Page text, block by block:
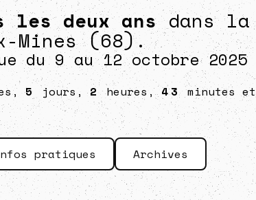
les deux ansdans la
Mines (68).
du 9 au 12 octobre 2025
5 jours,2 heures, 43minutes et
pratiques Archives